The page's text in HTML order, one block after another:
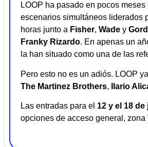
LOOP ha pasado en pocos
escenarios simultáneos liderados
horas junto a Fisher, Wade y
Franky Rizardo. En apenas un
la han situado como una de las
Pero esto no es un adiós. LOOP
The Martinez Brothers, Ilario
Las entradas para el 12 y el 18 de
opciones de acceso general,